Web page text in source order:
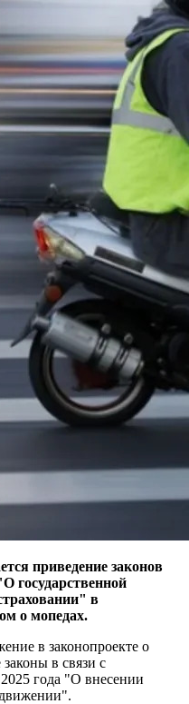
приведение законов
государственной
в
о мопедах.
в законопроекте о
в связи с
года "О внесении